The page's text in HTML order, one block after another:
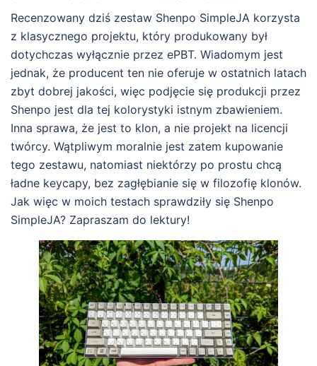
Recenzowany dziś zestaw Shenpo SimpleJA korzysta
z klasycznego projektu, który produkowany był
dotychczas wyłącznie przez ePBT. Wiadomym jest
jednak, że producent ten nie oferuje w ostatnich latach
zbyt dobrej jakości, więc podjęcie się produkcji przez
Shenpo jest dla tej kolorystyki istnym zbawieniem.
Inna sprawa, że jest to klon, a nie projekt na licencji
twórcy. Wątpliwym moralnie jest zatem kupowanie
tego zestawu, natomiast niektórzy po prostu chcą
ładne keycapy, bez zagłębianie się w filozofię klonów.
Jak więc w moich testach sprawdziły się Shenpo
SimpleJA? Zapraszam do lektury!